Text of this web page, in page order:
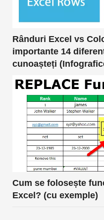
Rânduri Excel vs
importante 14
cunoașteți
Cum se folosește
Excel? (cu exemple)